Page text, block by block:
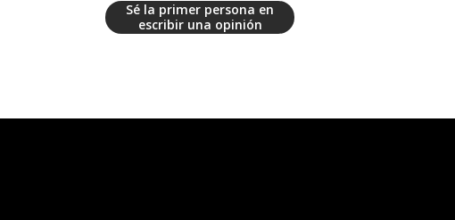
Sé la primer persona en
escribir una opinión